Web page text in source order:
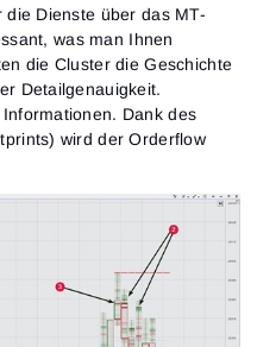
Dienste über das MT-
was man Ihnen
die Cluster die Geschichte
Detailgenauigkeit.
Dank des
wird der Orderflow